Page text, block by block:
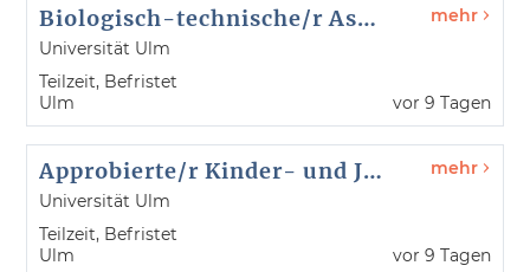
Biologisch-technische/r Assistent/in (m/w/d) - Institut für Molekulare Endokrinologie und Physiologie - Referenz-Nr. 26081
Universität Ulm
Teilzeit, Befristet
Ulm
mehr
vor 9 Tagen
Approbierte/r Kinder- und Jugendlichenpsychotherapeut/in mit Lehr- und Forschungsaufgaben (m/w/d) - Psychotherapeutische Hochschulambulanz - Referenz-Nr. 26116
Universität Ulm
Teilzeit, Befristet
Ulm
mehr
vor 9 Tagen